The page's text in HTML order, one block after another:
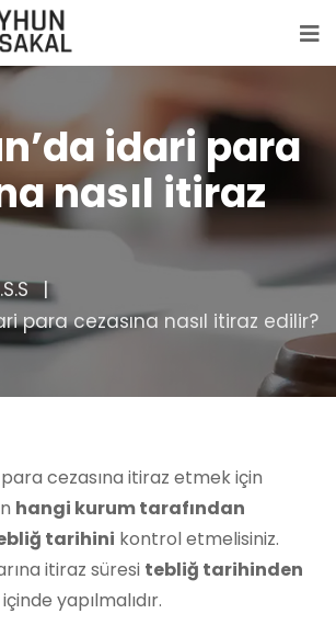
idari para
nasıl itiraz
para cezasına nasıl itiraz edilir?
cezasına itiraz etmek için
hangi kurum tarafından
tarihini kontrol etmelisiniz.
itiraz süresi tebliğ tarihinden
içinde yapılmalıdır.